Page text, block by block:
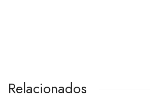
Relacionados